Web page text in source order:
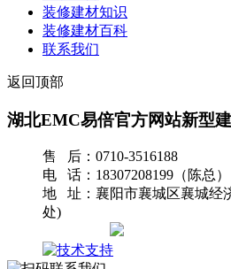
装修建材知识
装修建材百科
联系我们
返回顶部
湖北EMC易倍官方网站新型
售 后：0710-3516188
电 话：18307208199（陈总）
地 址：襄阳市襄城区襄城经
处)